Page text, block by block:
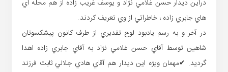
دراين ديدار حسن غلامي نژاد و يوسف غريب زاده از هم محله اي
هاي جابري زاده ، خاطراتي از وي تعريف كردند.
در آخر و به رسم يادبود لوح تقديري از طرف كانون پيشكسوتان
شاهين توسط آقاي حسن غلامي نژاد به آقاي جابري زاده اهدا
گرديد. ✔مهمان ويژه اين ديدار هم آقاي هادي جلالي ثابت فرزند